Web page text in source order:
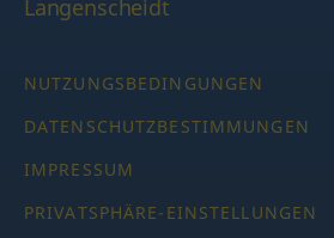
Langenscheidt
NUTZUNGSBEDINGUNGEN
DATENSCHUTZBESTIMMUNGEN
IMPRESSUM
PRIVATSPHÄRE-EINSTELLUNGEN